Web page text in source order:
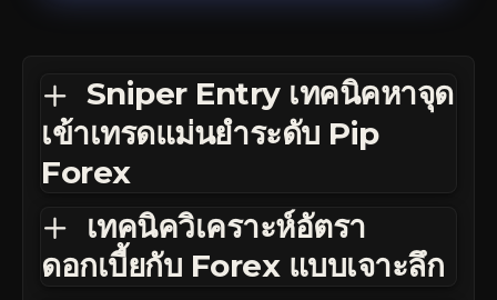
Sniper Entry เทคนิคหาจุด
เข้าเทรดแม่นยำระดับ Pip
Forex
เทคนิควิเคราะห์อัตรา
ดอกเบี้ยกับ Forex แบบเจาะลึก